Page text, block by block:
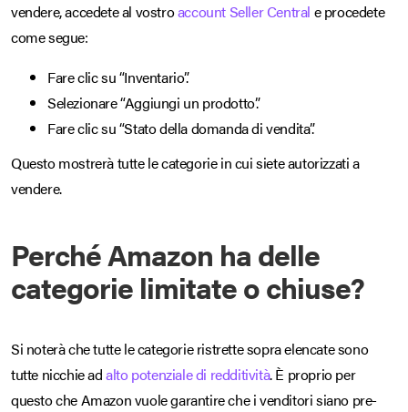
vendere, accedete al vostroaccount Seller Central e procedete
come segue:
Fare clic su “Inventario”.
Selezionare “Aggiungi un prodotto”.
Fare clic su “Stato della domanda di vendita”.
Questo mostrerà tutte le categorie in cui siete autorizzati a
vendere.
Perché Amazon ha delle
categorie limitate o chiuse?
Si noterà che tutte le categorie ristrette sopra elencate sono
tutte nicchie adalto potenziale di redditività. È proprio per
questo che Amazon vuole garantire che i venditori siano pre-